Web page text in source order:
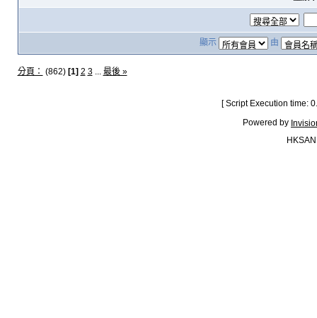
顯示 由
分頁： (862) [1] 2 3... 最後 »
[ Script Execution time:
Powered by